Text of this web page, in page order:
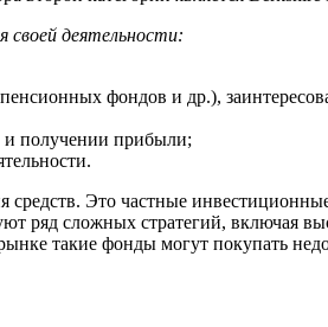
деятельности:
фондов и др.),
и получении прибыли;
Это частные
ряд сложных стратегий, включая
такие фонды могут покупать